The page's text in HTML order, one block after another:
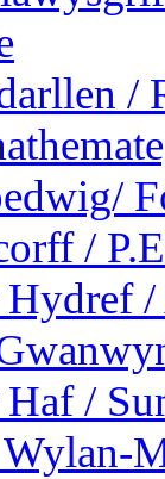
/
/
/